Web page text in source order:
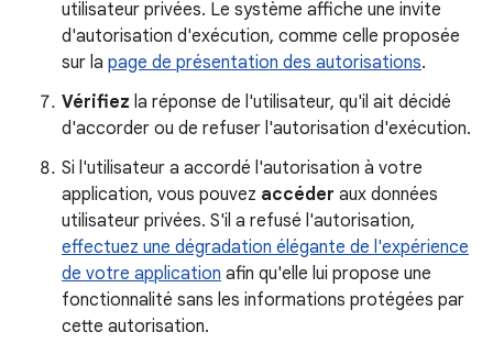
utilisateur privées. Le système affiche une invite
d'autorisation d'exécution, comme celle proposée
sur la page de présentation des autorisations.
Vérifiez la réponse de l'utilisateur, qu'il ait décidé
d'accorder ou de refuser l'autorisation d'exécution.
Si l'utilisateur a accordé l'autorisation à votre
application, vous pouvez accéder aux données
utilisateur privées. S'il a refusé l'autorisation,
effectuez une dégradation élégante de l'expérience
de votre application afin qu'elle lui propose une
fonctionnalité sans les informations protégées par
cette autorisation.